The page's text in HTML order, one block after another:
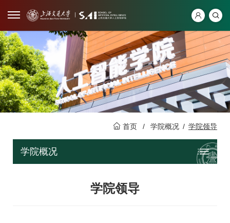
首页 / 学院概况 / 学院领导
学院概况
学院领导